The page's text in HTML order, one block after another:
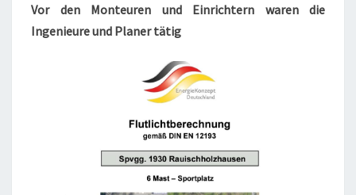
Vor den Monteuren und Einrichtern waren die
Ingenieure und Planer tätig